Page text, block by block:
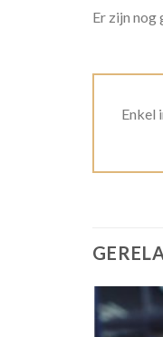
Er zijn nog
Enkel